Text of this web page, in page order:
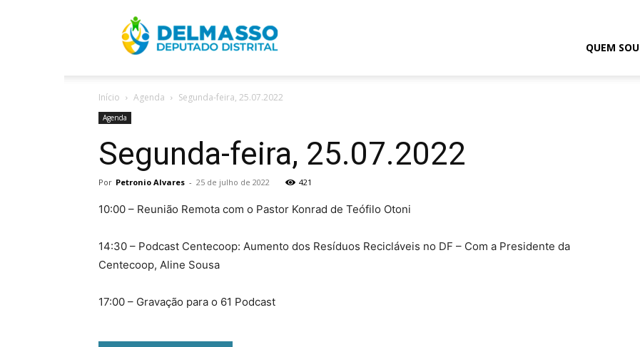
QUEM SOU
Início Agenda Segunda-feira, 25.07.2022
Agenda
Segunda-feira, 25.07.2022
Por Petronio Alvares - 25 de julho de 2022 421
10:00 – Reunião Remota com o Pastor Konrad de Teófilo Otoni
14:30 – Podcast Centecoop: Aumento dos Resíduos Recicláveis no DF – Com a Presidente da
Centecoop, Aline Sousa
17:00 – Gravação para o 61 Podcast